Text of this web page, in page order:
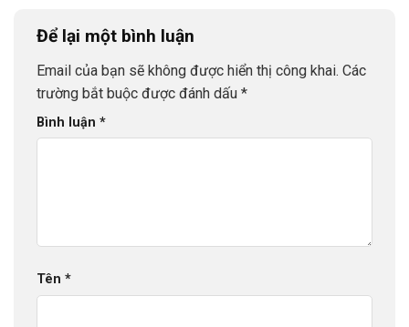
Để lại một bình luận
Email của bạn sẽ không được hiển thị công khai. Các
trường bắt buộc được đánh dấu *
Bình luận *
Tên *